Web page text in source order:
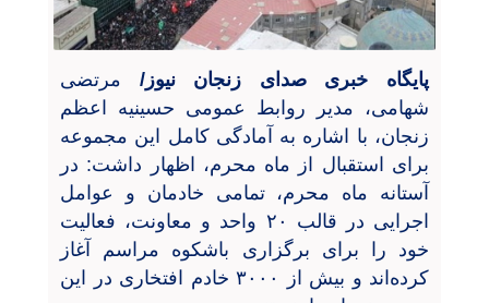
پایگاه خبری صدای زنجان نیوز/ مرتضی
شهامی، مدیر روابط عمومی حسینیه اعظم
زنجان، با اشاره به آمادگی کامل این مجموعه
برای استقبال از ماه محرم، اظهار داشت: در
آستانه ماه محرم، تمامی خادمان و عوامل
اجرایی در قالب ۲۰ واحد و معاونت، فعالیت
خود را برای برگزاری باشکوه مراسم آغاز
کرده‌اند و بیش از ۳۰۰۰ خادم افتخاری در این